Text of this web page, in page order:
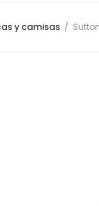
y camisas /